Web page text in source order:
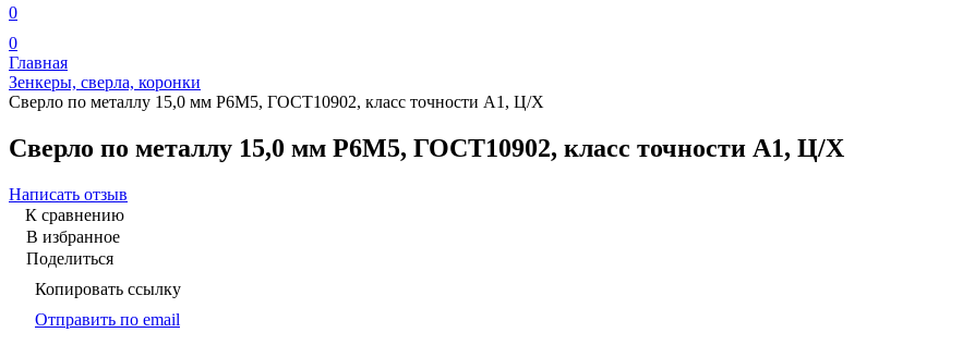
0
0
Главная
Зенкеры, сверла, коронки
Сверло по металлу 15,0 мм Р6М5, ГОСТ10902, класс точности А1, Ц/Х
Сверло по металлу 15,0 мм Р6М5, ГОСТ10902, класс точности А1, Ц/Х
Написать отзыв
К сравнению
В избранное
Поделиться
Копировать ссылку
Отправить по email